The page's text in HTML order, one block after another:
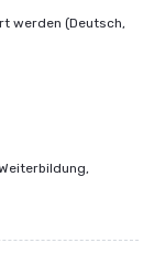
werden (Deutsch,